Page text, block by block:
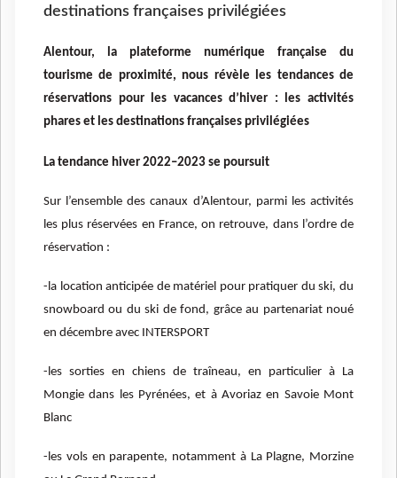
destinations françaises privilégiées
Alentour, la plateforme numérique française du
tourisme de proximité, nous révèle les tendances de
réservations pour les vacances d’hiver : les activités
phares et les destinations françaises privilégiées
La tendance hiver 2022–2023 se poursuit
Sur l’ensemble des canaux d’Alentour, parmi les activités
les plus réservées en France, on retrouve, dans l’ordre de
réservation :
-la location anticipée de matériel pour pratiquer du ski, du
snowboard ou du ski de fond, grâce au partenariat noué
en décembre avec INTERSPORT
-les sorties en chiens de traîneau, en particulier à La
Mongie dans les Pyrénées, et à Avoriaz en Savoie Mont
Blanc
-les vols en parapente, notamment à La Plagne, Morzine